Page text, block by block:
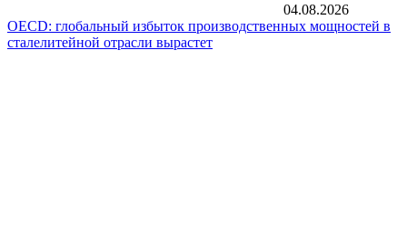
04.08.2026
OECD: глобальный избыток производственных мощностей в
сталелитейной отрасли вырастет